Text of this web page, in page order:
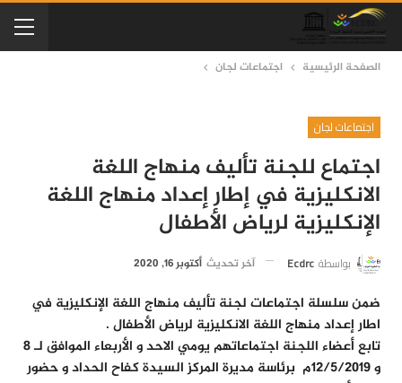
الصفحة الرئيسية اجتماعات لجان
اجتماعات لجان
اجتماع للجنة تأليف منهاج اللغة
الانكليزية في إطار إعداد منهاج اللغة
الإنكليزية لرياض الأطفال
بواسطة Ecdrc آخر تحديث أكتوبر 16, 2020
ضمن سلسلة اجتماعات لجنة تأليف منهاج اللغة الإنكليزية في
اطار إعداد منهاج اللغة الانكليزية لرياض الأطفال .
تابع أعضاء اللجنة اجتماعاتهم يومي الاحد و الأربعاء الموافق لـ 8
و 12/5/2019م برئاسة مديرة المركز السيدة كفاح الحداد و حضور